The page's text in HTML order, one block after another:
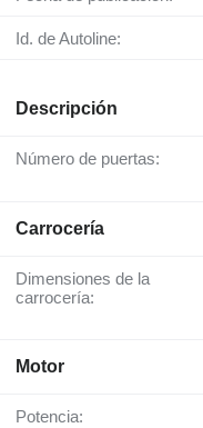
Id. de Autoline:
Descripción
Número de puertas:
Carrocería
Dimensiones de la
carrocería:
Motor
Potencia: